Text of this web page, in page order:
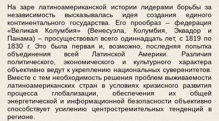
На заре латиноамериканской истории лидерами борьбы за
независимость высказывалась идея создания единого
континентального государства. Его прообраз – федерация
«Великая Колумбия» (Венесуэла, Колумбия, Эквадор и
Панама) – просуществовал всего одиннадцать лет, с 1819 по
1830 г. Это была первая и, возможно, последняя попытка
объединения всей Латинской Америки. Различия
политического, экономического и культурного характера
объективно ведут к укреплению национальных суверенитетов.
Вместе с тем необходимость решения проблем выживаемости
латиноамериканских стран в условиях кризисного развития
процесса глобализации, обеспечения их общей
энергетической и информационной безопасности объективно
способствует усилению центростремительных тенденций в
регионе.